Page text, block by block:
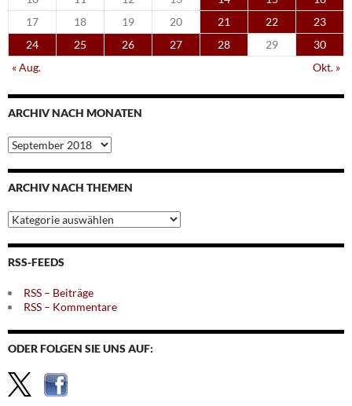
17
18 19 20 21 22
23
24
25 26 27 28 29
30
« Aug.
Okt. »
ARCHIV NACH MONATEN
Archiv
nach
Monaten
ARCHIV NACH THEMEN
Archiv
nach
Themen
RSS-FEEDS
RSS – Beiträge
RSS – Kommentare
ODER FOLGEN SIE UNS AUF: